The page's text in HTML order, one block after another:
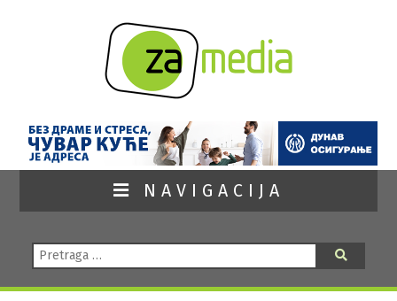
NAVIGACIJA
Pretraga: